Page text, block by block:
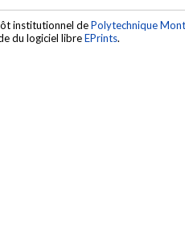
institutionnel dePolytechnique
du logiciel libreEPrints.